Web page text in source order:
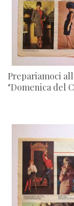
Prepariamoci
"Domenica del